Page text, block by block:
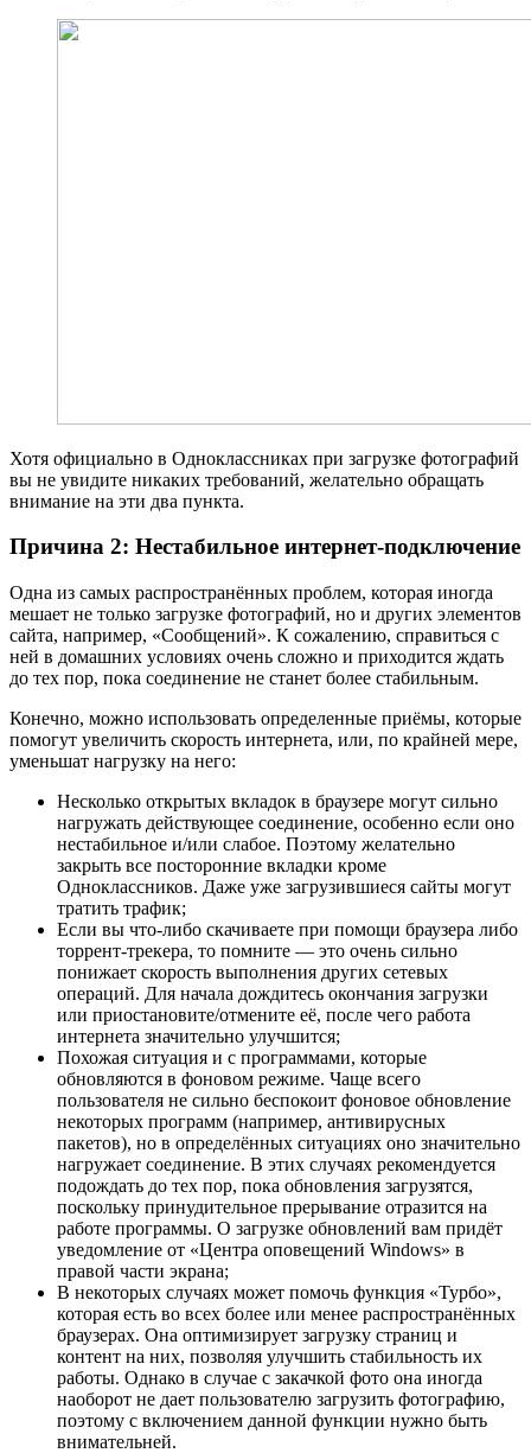
Хотя официально в Одноклассниках при загрузке фотографий
вы не увидите никаких требований, желательно обращать
внимание на эти два пункта.
Причина 2: Нестабильное интернет-подключение
Одна из самых распространённых проблем, которая иногда
мешает не только загрузке фотографий, но и других элементов
сайта, например, «Сообщений». К сожалению, справиться с
ней в домашних условиях очень сложно и приходится ждать
до тех пор, пока соединение не станет более стабильным.
Конечно, можно использовать определенные приёмы, которые
помогут увеличить скорость интернета, или, по крайней мере,
уменьшат нагрузку на него:
Несколько открытых вкладок в браузере могут сильно
нагружать действующее соединение, особенно если оно
нестабильное и/или слабое. Поэтому желательно
закрыть все посторонние вкладки кроме
Одноклассников. Даже уже загрузившиеся сайты могут
тратить трафик;
Если вы что-либо скачиваете при помощи браузера либо
торрент-трекера, то помните — это очень сильно
понижает скорость выполнения других сетевых
операций. Для начала дождитесь окончания загрузки
или приостановите/отмените её, после чего работа
интернета значительно улучшится;
Похожая ситуация и с программами, которые
обновляются в фоновом режиме. Чаще всего
пользователя не сильно беспокоит фоновое обновление
некоторых программ (например, антивирусных
пакетов), но в определённых ситуациях оно значительно
нагружает соединение. В этих случаях рекомендуется
подождать до тех пор, пока обновления загрузятся,
поскольку принудительное прерывание отразится на
работе программы. О загрузке обновлений вам придёт
уведомление от «Центра оповещений Windows» в
правой части экрана;
В некоторых случаях может помочь функция «Турбо»,
которая есть во всех более или менее распространённых
браузерах. Она оптимизирует загрузку страниц и
контент на них, позволяя улучшить стабильность их
работы. Однако в случае с закачкой фото она иногда
наоборот не дает пользователю загрузить фотографию,
поэтому с включением данной функции нужно быть
внимательней.